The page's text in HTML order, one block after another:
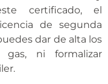
certificado, el
de segunda
dar de alta los
ni formalizar